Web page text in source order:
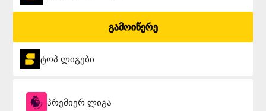
გამოიწერე
ტოპ ლიგები
პრემიერ ლიგა